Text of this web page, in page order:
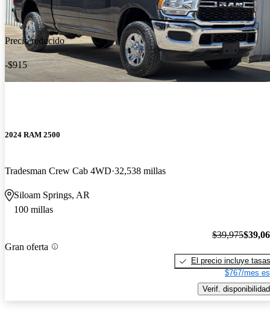
Precio reducido
-$915
2024 RAM 2500
Tradesman Crew Cab 4WD 32,538 millas
Siloam Springs, AR
100 millas
Gran oferta
$39,975
El precio incluye tasas
$767/mes
Verif. disponibilidad